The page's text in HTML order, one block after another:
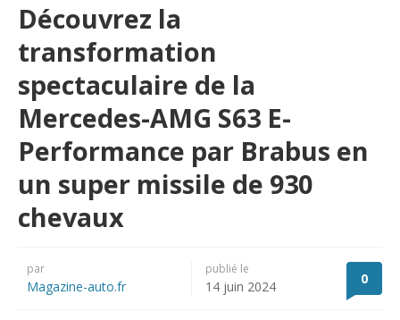
Découvrez la
transformation
spectaculaire de la
Mercedes-AMG S63 E-
Performance par Brabus en
un super missile de 930
chevaux
par
Magazine-auto.fr
publié le
14 juin 2024 0